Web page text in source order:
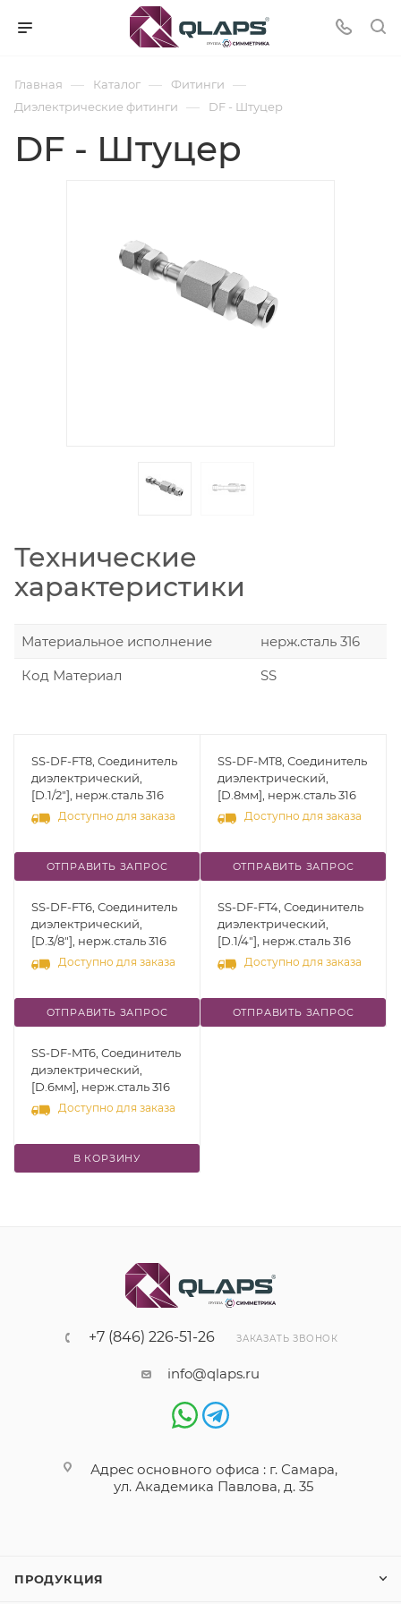
Главная — Каталог — Фитинги —
Диэлектрические фитинги — DF - Штуцер
DF - Штуцер
Технические
характеристики
Материальное исполнение
нерж.сталь 316
Код Материал
SS
SS-DF-FT8, Соединитель
диэлектрический,
[D.1/2"], нерж.сталь 316
Доступно для заказа
ОТПРАВИТЬ ЗАПРОС
SS-DF-MT8, Соединитель
диэлектрический,
[D.8мм], нерж.сталь 316
Доступно для заказа
ОТПРАВИТЬ ЗАПРОС
SS-DF-FT6, Соединитель
диэлектрический,
[D.3/8"], нерж.сталь 316
Доступно для заказа
ОТПРАВИТЬ ЗАПРОС
SS-DF-FT4, Соединитель
диэлектрический,
[D.1/4"], нерж.сталь 316
Доступно для заказа
ОТПРАВИТЬ ЗАПРОС
SS-DF-MT6, Соединитель
диэлектрический,
[D.6мм], нерж.сталь 316
Доступно для заказа
В КОРЗИНУ
+7 (846) 226-51-26 ЗАКАЗАТЬ ЗВОНОК
info@qlaps.ru
Адрес основного офиса : г. Самара,
ул. Академика Павлова, д. 35
ПРОДУКЦИЯ